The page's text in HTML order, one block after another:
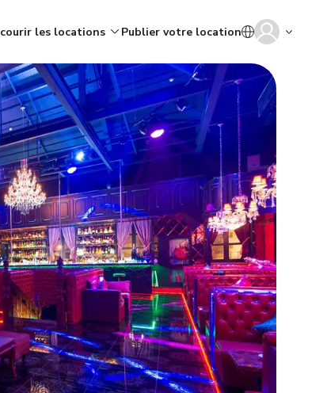
les locations Publier votre location